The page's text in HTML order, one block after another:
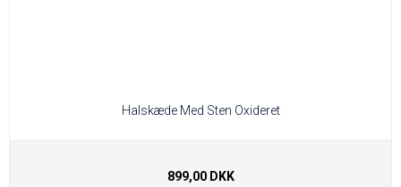
Halskæde Med Sten Oxideret
899,00 DKK